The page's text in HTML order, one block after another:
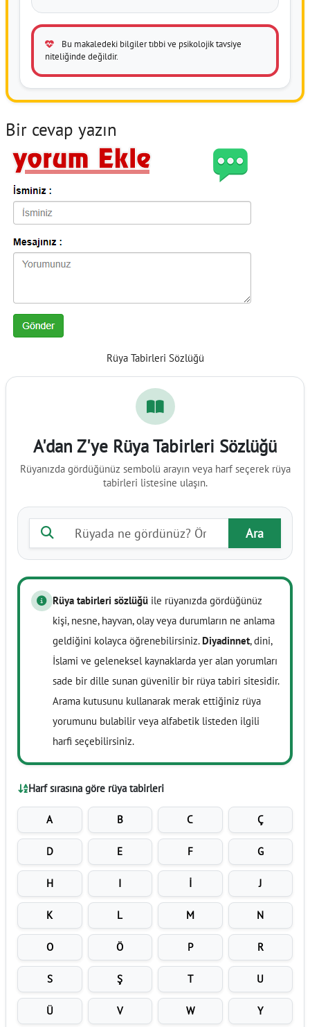
Bu makaledeki bilgiler tıbbi ve psikolojik tavsiye
niteliğinde değildir.
Bir cevap yazın
Rüya Tabirleri Sözlüğü
A'dan Z'ye Rüya Tabirleri Sözlüğü
Rüyanızda gördüğünüz sembolü arayın veya harf seçerek rüya
tabirleri listesine ulaşın.
Rüya tabiri ara
Ara
Rüya tabirleri sözlüğü ile rüyanızda gördüğünüz
kişi, nesne, hayvan, olay veya durumların ne anlama
geldiğini kolayca öğrenebilirsiniz. Diyadinnet, dini,
İslami ve geleneksel kaynaklarda yer alan yorumları
sade bir dille sunan güvenilir bir rüya tabiri sitesidir.
Arama kutusunu kullanarak merak ettiğiniz rüya
yorumunu bulabilir veya alfabetik listeden ilgili
harfi seçebilirsiniz.
Harf sırasına göre rüya tabirleri
A B C Ç
D E F G
H I İ J
K L M N
O Ö P R
S Ş T U
Ü V W Y